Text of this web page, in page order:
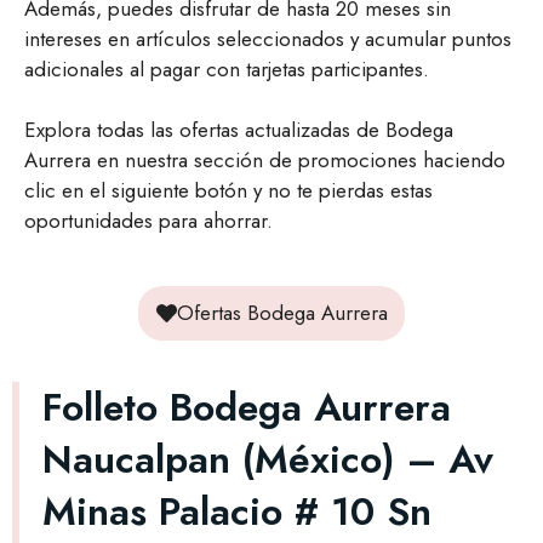
Además, puedes disfrutar de hasta 20 meses sin
intereses en artículos seleccionados y acumular puntos
adicionales al pagar con tarjetas participantes.
Explora todas las ofertas actualizadas de Bodega
Aurrera en nuestra sección de promociones haciendo
clic en el siguiente botón y no te pierdas estas
oportunidades para ahorrar.
Ofertas Bodega Aurrera
Folleto Bodega Aurrera
Naucalpan (México) – Av
Minas Palacio # 10 Sn